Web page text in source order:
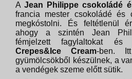
AJean Philippe csokoládé
francia mester csokoládé és
megkóstolni. És feltétlenül
ahogy a szintén Jean
fémjelzett fagylaltokat
Crepes&Ice Cream-ben.
gyümölcsökből készülnek, a
a vendégek szeme előtt sütik.